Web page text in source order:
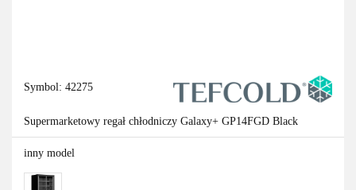
Symbol: 42275
Supermarketowy regał chłodniczy Galaxy+ GP14FGD Black
inny model